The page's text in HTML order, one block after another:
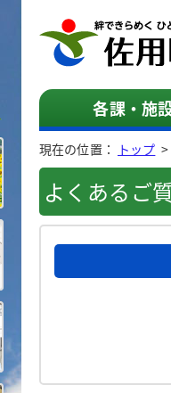
総合トップ
事業者の方へ
各課・施
現在の位置： トップ >
よくあるご